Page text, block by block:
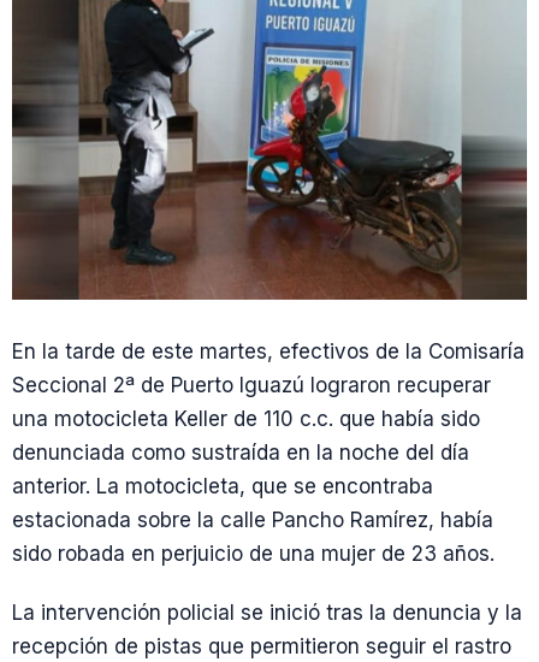
En la tarde de este martes, efectivos de la Comisaría
Seccional 2ª de Puerto Iguazú lograron recuperar
una motocicleta Keller de 110 c.c. que había sido
denunciada como sustraída en la noche del día
anterior. La motocicleta, que se encontraba
estacionada sobre la calle Pancho Ramírez, había
sido robada en perjuicio de una mujer de 23 años.
La intervención policial se inició tras la denuncia y la
recepción de pistas que permitieron seguir el rastro